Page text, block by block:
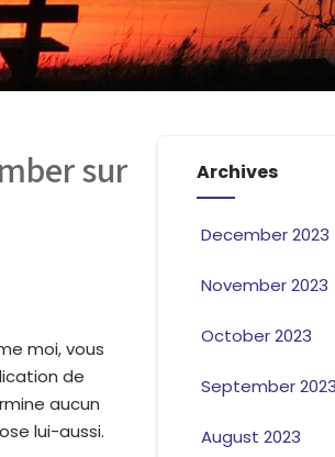
sur
moi, vous
de
aucun
lui-aussi.
Archives
December 2023
November 2023
October 2023
September 2023
August 2023